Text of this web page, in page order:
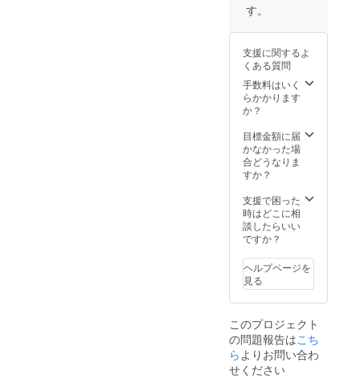
非常に
手立て
となり
ます。
パーソ
てのエ
チケッ
トとし
て必要
です。
活習慣
病の予
防にも
繋がる
社員様
の健康
を保
ち、医
増加を
防ぐた
めに、
非常に
手立て
となり
ます。
9:30-
で、実
施日数
は人数
により
ます。
費、交
通費別
途実
費） フ
併用し
た歯磨
きでお
口を綺
つこと
は、ビ
ジネス
パーソ
てのエ
チケッ
トとし
て必要
です。
す。
支援に関するよ
くある質問
手数料はいく
らかかります
か？
目標金額に届
かなかった場
合どうなりま
すか？
支援で困った
時はどこに相
談したらいい
ですか？
ヘルプページを
見る
このプロジェクト
の問題報告はこち
ら よりお問い合わ
せください